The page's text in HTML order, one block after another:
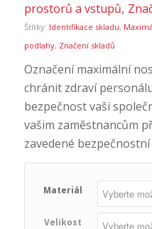
prostorů a vstupů,
Štítky: Identifikace skladu,
podlahy, Značení skladů
Označení maximální
chránit zdraví
bezpečnost vaši
vašim zaměstnancům
zavedené
Materiál
Velikost